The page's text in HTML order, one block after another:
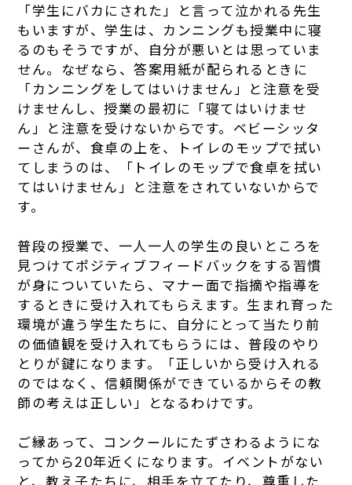
「学生にバカにされた」と言って泣かれる先生
もいますが、学生は、カンニングも授業中に寝
るのもそうですが、自分が悪いとは思っていま
せん。なぜなら、答案用紙が配られるときに
「カンニングをしてはいけません」と注意を受
けませんし、授業の最初に「寝てはいけませ
ん」と注意を受けないからです。ベビーシッタ
ーさんが、食卓の上を、トイレのモップで拭い
てしまうのは、「トイレのモップで食卓を拭い
てはいけません」と注意をされていないからで
す。
普段の授業で、一人一人の学生の良いところを
見つけてポジティブフィードバックをする習慣
が身についていたら、マナー面で指摘や指導を
するときに受け入れてもらえます。生まれ育った
環境が違う学生たちに、自分にとって当たり前
の価値観を受け入れてもらうには、普段のやり
とりが鍵になります。「正しいから受け入れる
のではなく、信頼関係ができているからその教
師の考えは正しい」となるわけです。
ご縁あって、コンクールにたずさわるようにな
ってから20年近くになります。イベントがない
と、教え子たちに、相手を立てたり、尊重した